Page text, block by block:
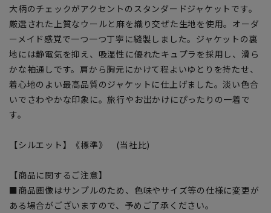
大柄のチェックがアクセントのスタンダードジャケットです。
厳選された上質なウールと麻を織り交ぜた生地を使用。オーダ
ーメイド感覚で一つ一つ丁寧に縫製しました。ジャケットの裏
地には静電気を抑え、吸湿性に優れたキュプラを採用し、滑ら
かな袖通しです。肩から胸元にかけて程よいゆとりを持たせ、
着心地のよい最高品質のジャケットに仕上げました。淡い色合
いでさわやかな印象に。旅行やお出かけにぴったりの一着で
す。
【シルエット】《標準》 (当社比)
【商品に関するご注意】
■商品画像はサンプルのため、色味やサイズ等の仕様に変更が
ある場合がございますので、予めご了承ください。